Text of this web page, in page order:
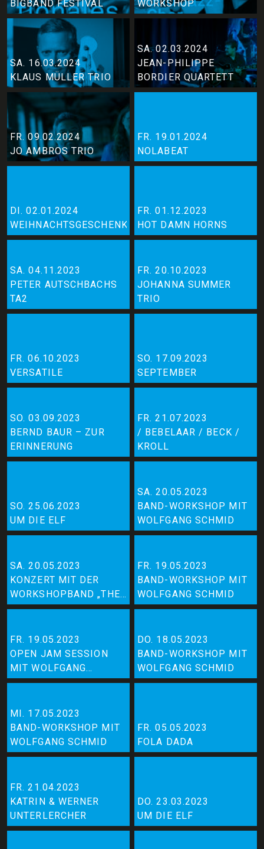
BIGBAND FESTIVAL
WORKSHOP
SA. 16.03.2024
KLAUS MÜLLER TRIO
SA. 02.03.2024
JEAN-PHILIPPE
BORDIER QUARTETT
FR. 09.02.2024
JO AMBROS TRIO
FR. 19.01.2024
NOLABEAT
DI. 02.01.2024
WEIHNACHTSGESCHENK?
FR. 01.12.2023
HOT DAMN HORNS
SA. 04.11.2023
PETER AUTSCHBACHS
TA2
FR. 20.10.2023
JOHANNA SUMMER
TRIO
FR. 06.10.2023
VERSATILE
SO. 17.09.2023
SEPTEMBER
SO. 03.09.2023
BERND BAUR – ZUR
ERINNERUNG
FR. 21.07.2023
/ BEBELAAR / BECK /
KROLL
SO. 25.06.2023
UM DIE ELF
SA. 20.05.2023
BAND-WORKSHOP MIT
WOLFGANG SCHMID
SA. 20.05.2023
KONZERT MIT DER
WORKSHOPBAND „THE
BÄND“
FR. 19.05.2023
BAND-WORKSHOP MIT
WOLFGANG SCHMID
FR. 19.05.2023
OPEN JAM SESSION
MIT WOLFGANG
SCHMID
DO. 18.05.2023
BAND-WORKSHOP MIT
WOLFGANG SCHMID
MI. 17.05.2023
BAND-WORKSHOP MIT
WOLFGANG SCHMID
FR. 05.05.2023
FOLA DADA
FR. 21.04.2023
KATRIN & WERNER
UNTERLERCHER
DO. 23.03.2023
UM DIE ELF